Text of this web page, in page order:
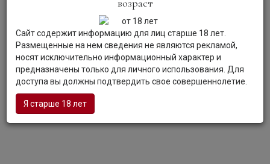
нюансами подчеркивает чистоту напитка.
Водка обладает мягким, освежающим вкусом,
дополнительную изюминку которому придают
деликатные хлебные оттенки.
Гастрономия:Водку можно пить как самостоятельный
напиток, со льдом, либо использовать для смешивания
коктейлей. Водка будет гармоничным сопровождением
возраст
Сайт содержит информацию для лиц старше 18 лет.
Размещенные на нем сведения не являются рекламой,
носят исключительно информационный характер и
предназначены только для личного использования. Для
доступа вы должны подтвердить свое совершеннолетие.
Я старше 18 лет